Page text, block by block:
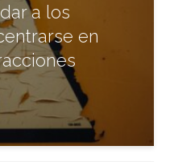
a los
en